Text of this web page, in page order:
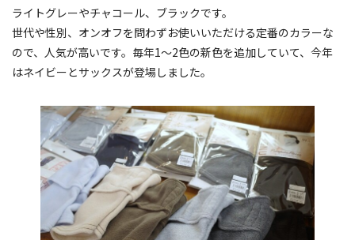
ライトグレーやチャコール、ブラックです。
世代や性別、オンオフを問わずお使いいただける定番のカラーな
ので、人気が高いです。毎年1～2色の新色を追加していて、今年
はネイビーとサックスが登場しました。